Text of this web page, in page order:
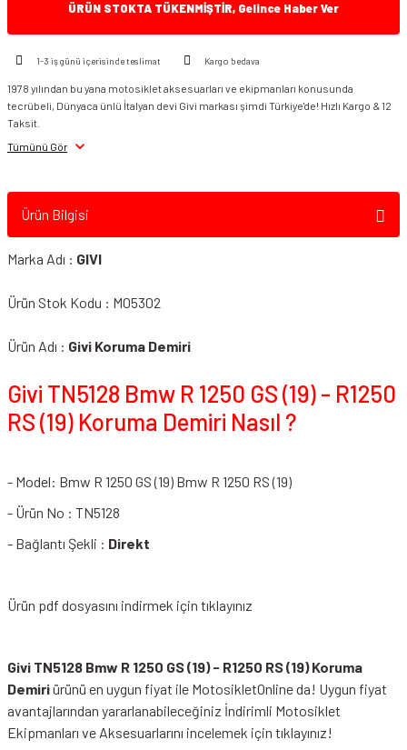
ÜRÜN STOKTA TÜKENMİŞTİR, Gelince Haber Ver
1-3 iş günü içerisinde teslimat Kargo bedava
1978 yılından bu yana motosiklet aksesuarları ve ekipmanları konusunda
tecrübeli, Dünyaca ünlü İtalyan devi Givi markası şimdi Türkiye'de! Hızlı Kargo & 12
Taksit.
Tümünü Gör
Ürün Bilgisi
Marka Adı : GIVI
Ürün Stok Kodu : M05302
Ürün Adı : Givi Koruma Demiri
Givi TN5128 Bmw R 1250 GS (19) - R1250
RS (19) Koruma Demiri Nasıl ?
- Model: Bmw R 1250 GS (19) Bmw R 1250 RS (19)
- Ürün No : TN5128
- Bağlantı Şekli : Direkt
Ürün pdf dosyasını indirmek için tıklayınız
Givi TN5128 Bmw R 1250 GS (19) - R1250 RS (19) Koruma
Demiriürünü en uygun fiyat ile MotosikletOnline da! Uygun fiyat
avantajlarından yararlanabileceğiniz İndirimli Motosiklet
Ekipmanları ve Aksesuarlarını incelemek için tıklayınız!